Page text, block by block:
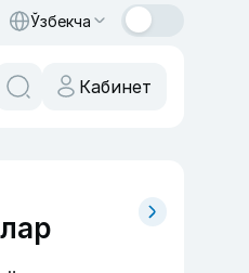
Ўзбекча
Кабинет